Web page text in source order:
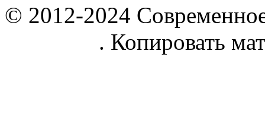
© 2012-2024
. Копировать